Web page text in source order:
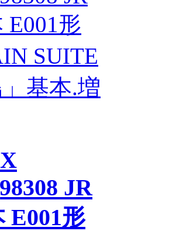
JR
E001形